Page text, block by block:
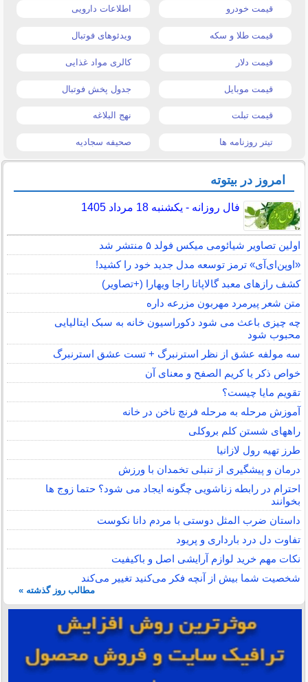
قیمت خودرو اطلاعات دارویی
قیمت طلا و سکه ویدئوهای فوتبال
قیمت دلار کالری مواد غذایی
قیمت موبایل جدول پخش فوتبال
قیمت تبلت نهج البلاغه
تیتر روزنامه ها صحیفه سجادیه
امروز در بیتوته
فال روزانه - یکشنبه 18 مرداد 1405
اولین تصاویر شیائومی میکس فولد ۵ منتشر شد
«اوپن‌ای‌آی» ترمز توسعه مدل جدید خود را کشید!
کشف رازهای معبد گالاپاتا راجا ویهارا (+تصاویر)
متن شعر پیرمرد مهربون مزرعه داره
چه چیزی باعث می شود دکوراسیون خانه به سبک ایتالیایی
محبوب شود
سه مولفه عشق از نظر استرنبرگ + تست عشق استرنبرگ
خواص ذکر یا کریم الصفح و معنای آن
تقویم مایا چیست؟
آموزش مرحله به مرحله فرنچ ناخن در خانه
راههای شستن کلم بروکلی
طرز تهیه رول لازانیا
درمان و پیشگیری از تنبلی تخمدان با ورزش
احترام در رابطه زناشویی چگونه ایجاد می شود؟ حتما زوج ها
بخوانند
داستان ضرب المثل دوستی با مردم دانا نكوست
تفاوت دل درد بارداری و پریود
نکات مهم خرید لوازم آرایشی اصل و باکیفیت
شخصیت شما بیش از آنچه فکر می‌کنید تغییر می‌کند
مطالب روز گذشته »